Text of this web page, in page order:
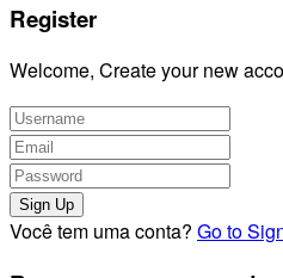
Register
Welcome, Create your new
Você tem uma conta? Go to